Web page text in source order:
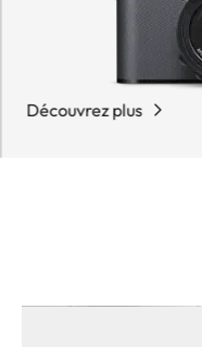
Découvrez plus